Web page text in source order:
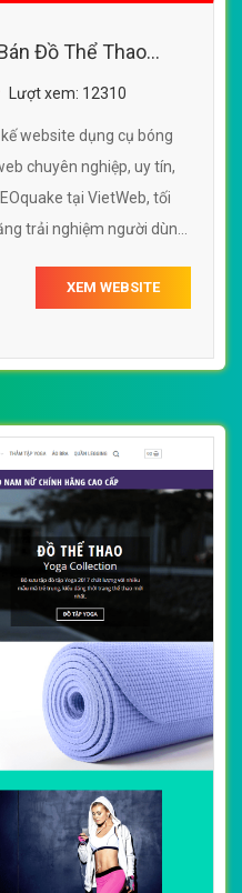
Đồ Thể Thao
Lượt xem: 12310
website dụng cụ bóng
chuyên nghiệp, uy tín,
tại VietWeb, tối
trải nghiệm người dùng
XEM WEBSITE